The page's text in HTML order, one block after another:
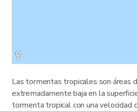
Las tormentas tropicales son áreas
extremadamente baja en la
tormenta tropical con una velocidad